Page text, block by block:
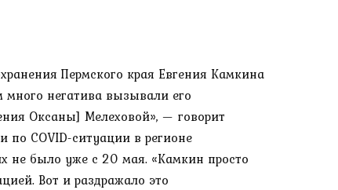
Пермского края Евгения Камкина
негатива вызывали его
Оксаны] Мелеховой», — говорит
по COVID-ситуации в регионе
не было уже с 20 мая. «Камкин просто
Вот и раздражало это